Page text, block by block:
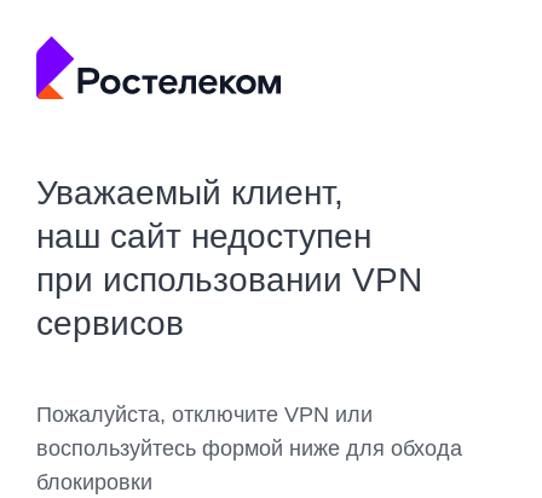
Уважаемый клиент,
наш сайт недоступен
при использовании VPN
сервисов
Пожалуйста, отключите VPN или
воспользуйтесь формой ниже для обхода
блокировки